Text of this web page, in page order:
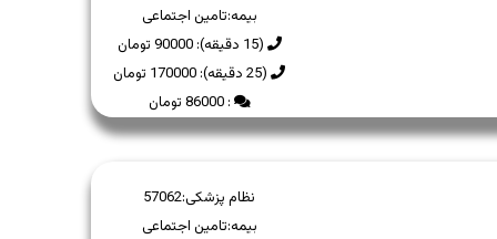
بیمه:تامین اجتماعی
(15 دقیقه): 90000 تومان
(25 دقیقه): 170000 تومان
: 86000 تومان
نظام پزشکی:57062
بیمه:تامین اجتماعی